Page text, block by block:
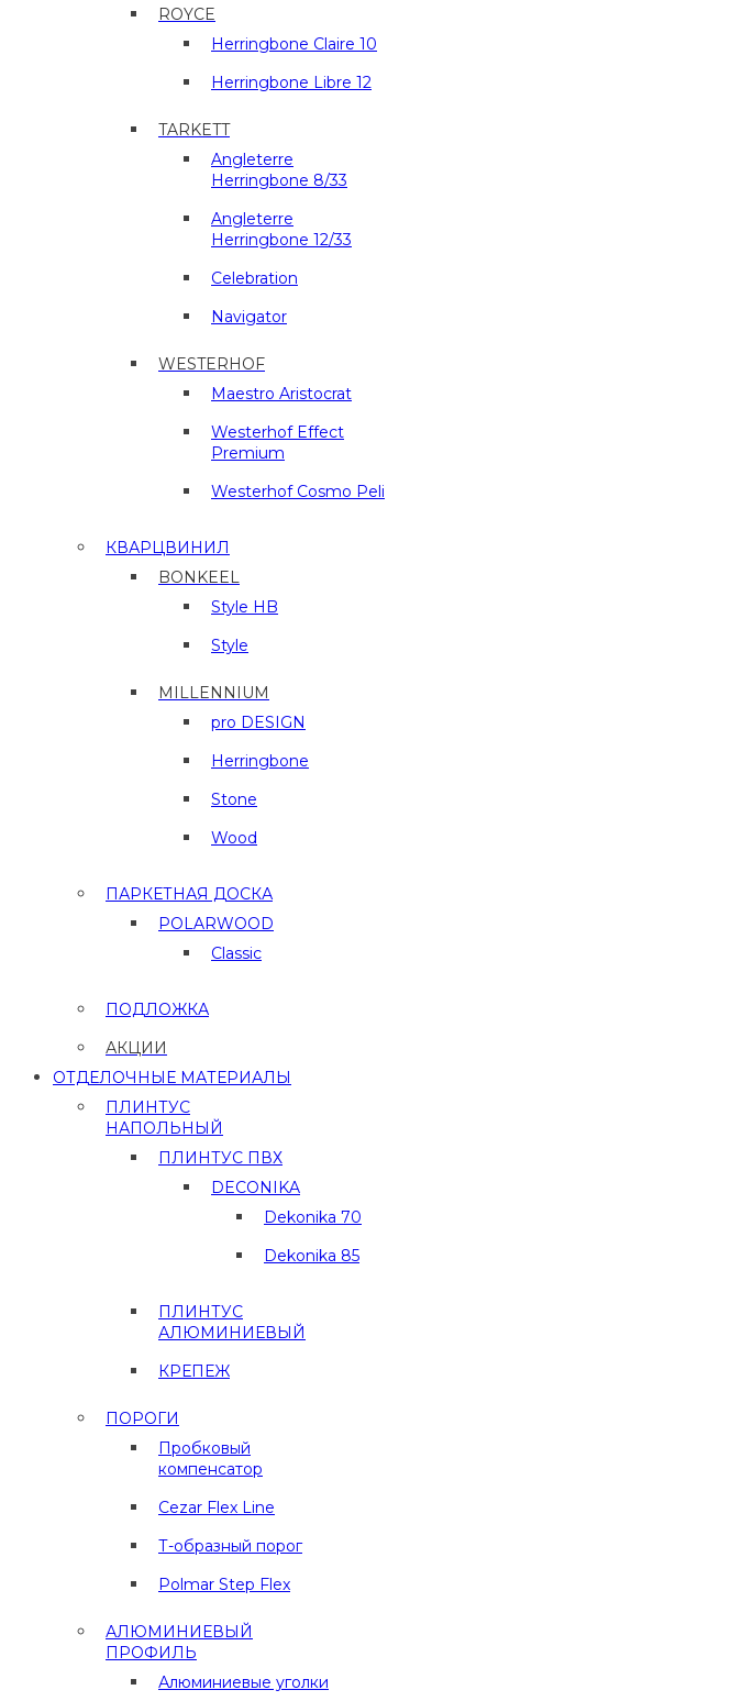
ROYCE
Herringbone Claire 10
Herringbone Libre 12
TARKETT
Angleterre
Herringbone 8/33
Angleterre
Herringbone 12/33
Celebration
Navigator
WESTERHOF
Maestro Aristocrat
Westerhof Effect
Premium
Westerhof Cosmo Peli
КВАРЦВИНИЛ
BONKEEL
Style HB
Style
MILLENNIUM
pro DESIGN
Herringbone
Stone
Wood
ПАРКЕТНАЯ ДОСКА
POLARWOOD
Classic
ПОДЛОЖКА
АКЦИИ
ОТДЕЛОЧНЫЕ МАТЕРИАЛЫ
ПЛИНТУС
НАПОЛЬНЫЙ
ПЛИНТУС ПВХ
DECONIKA
Dekonika 70
Dekonika 85
ПЛИНТУС
АЛЮМИНИЕВЫЙ
КРЕПЕЖ
ПОРОГИ
Пробковый
компенсатор
Cezar Flex Line
Т-образный порог
Polmar Step Flex
АЛЮМИНИЕВЫЙ
ПРОФИЛЬ
Алюминиевые уголки